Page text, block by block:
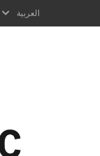
العربية